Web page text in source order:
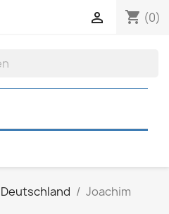
shopping_cart (0)

Deutschland
Joachim